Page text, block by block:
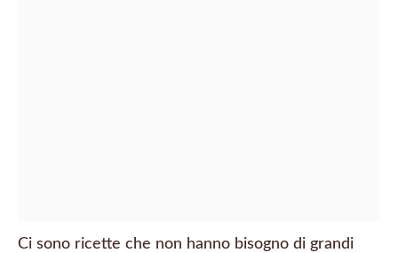
Ci sono ricette che non hanno bisogno di grandi